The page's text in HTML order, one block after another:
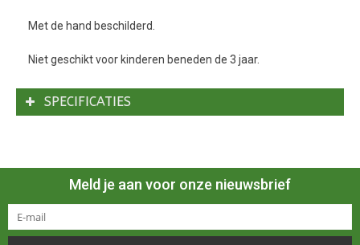
Met de hand beschilderd.
Niet geschikt voor kinderen beneden de 3 jaar.
SPECIFICATIES
Meld je aan voor onze nieuwsbrief